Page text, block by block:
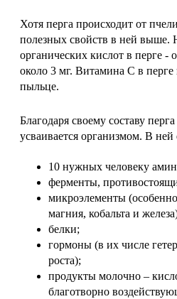
Хотя перга происходит от
полезных свойств в ней выше.
органических кислот в перге -
около 3 мг. Витамина С в перге
пыльце.
Благодаря своему составу
усваивается организмом. В ней
10 нужных человеку
ферменты,
микроэлементы
магния, кобальта и
белки;
гормоны (в их числе
роста);
продукты молочно –
благотворно